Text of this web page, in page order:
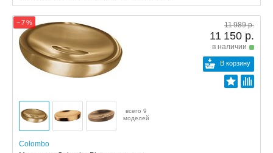
− 7 % 11 989 р.
11 150 р.
в наличии
В корзину
всего 9
моделей
Colombo